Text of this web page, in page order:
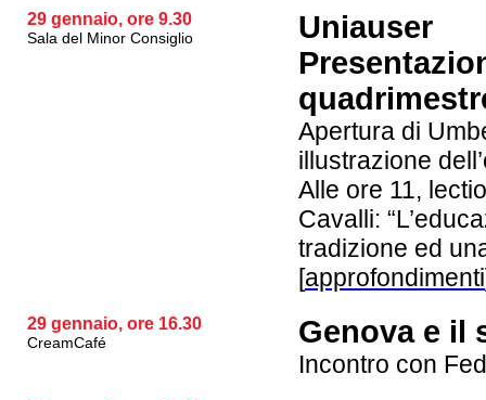
29 gennaio, ore 9.30
Sala del Minor Consiglio
Uniauser
Apertura di
illustrazione
Alle ore 11,
Cavalli:
tradizione ed
[approfondimenti
29 gennaio, ore 16.30
CreamCafé Genova e il
Incontro con